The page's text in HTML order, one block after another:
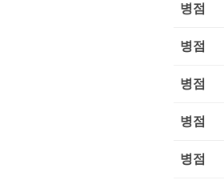
병점
병점
병점
병점
병점